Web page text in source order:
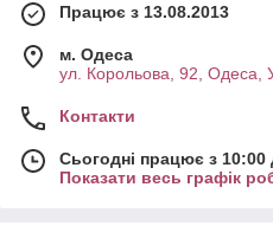
Працює з 13.08.2013
м. Одеса
ул. Корольова, 92, Одеса,
Контакти
Сьогодні працює з 10:00
Показати весь графік